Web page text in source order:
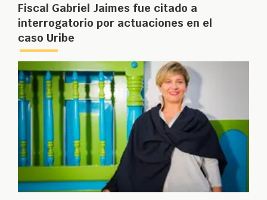
Fiscal Gabriel Jaimes fue citado a
interrogatorio por actuaciones en el
caso Uribe